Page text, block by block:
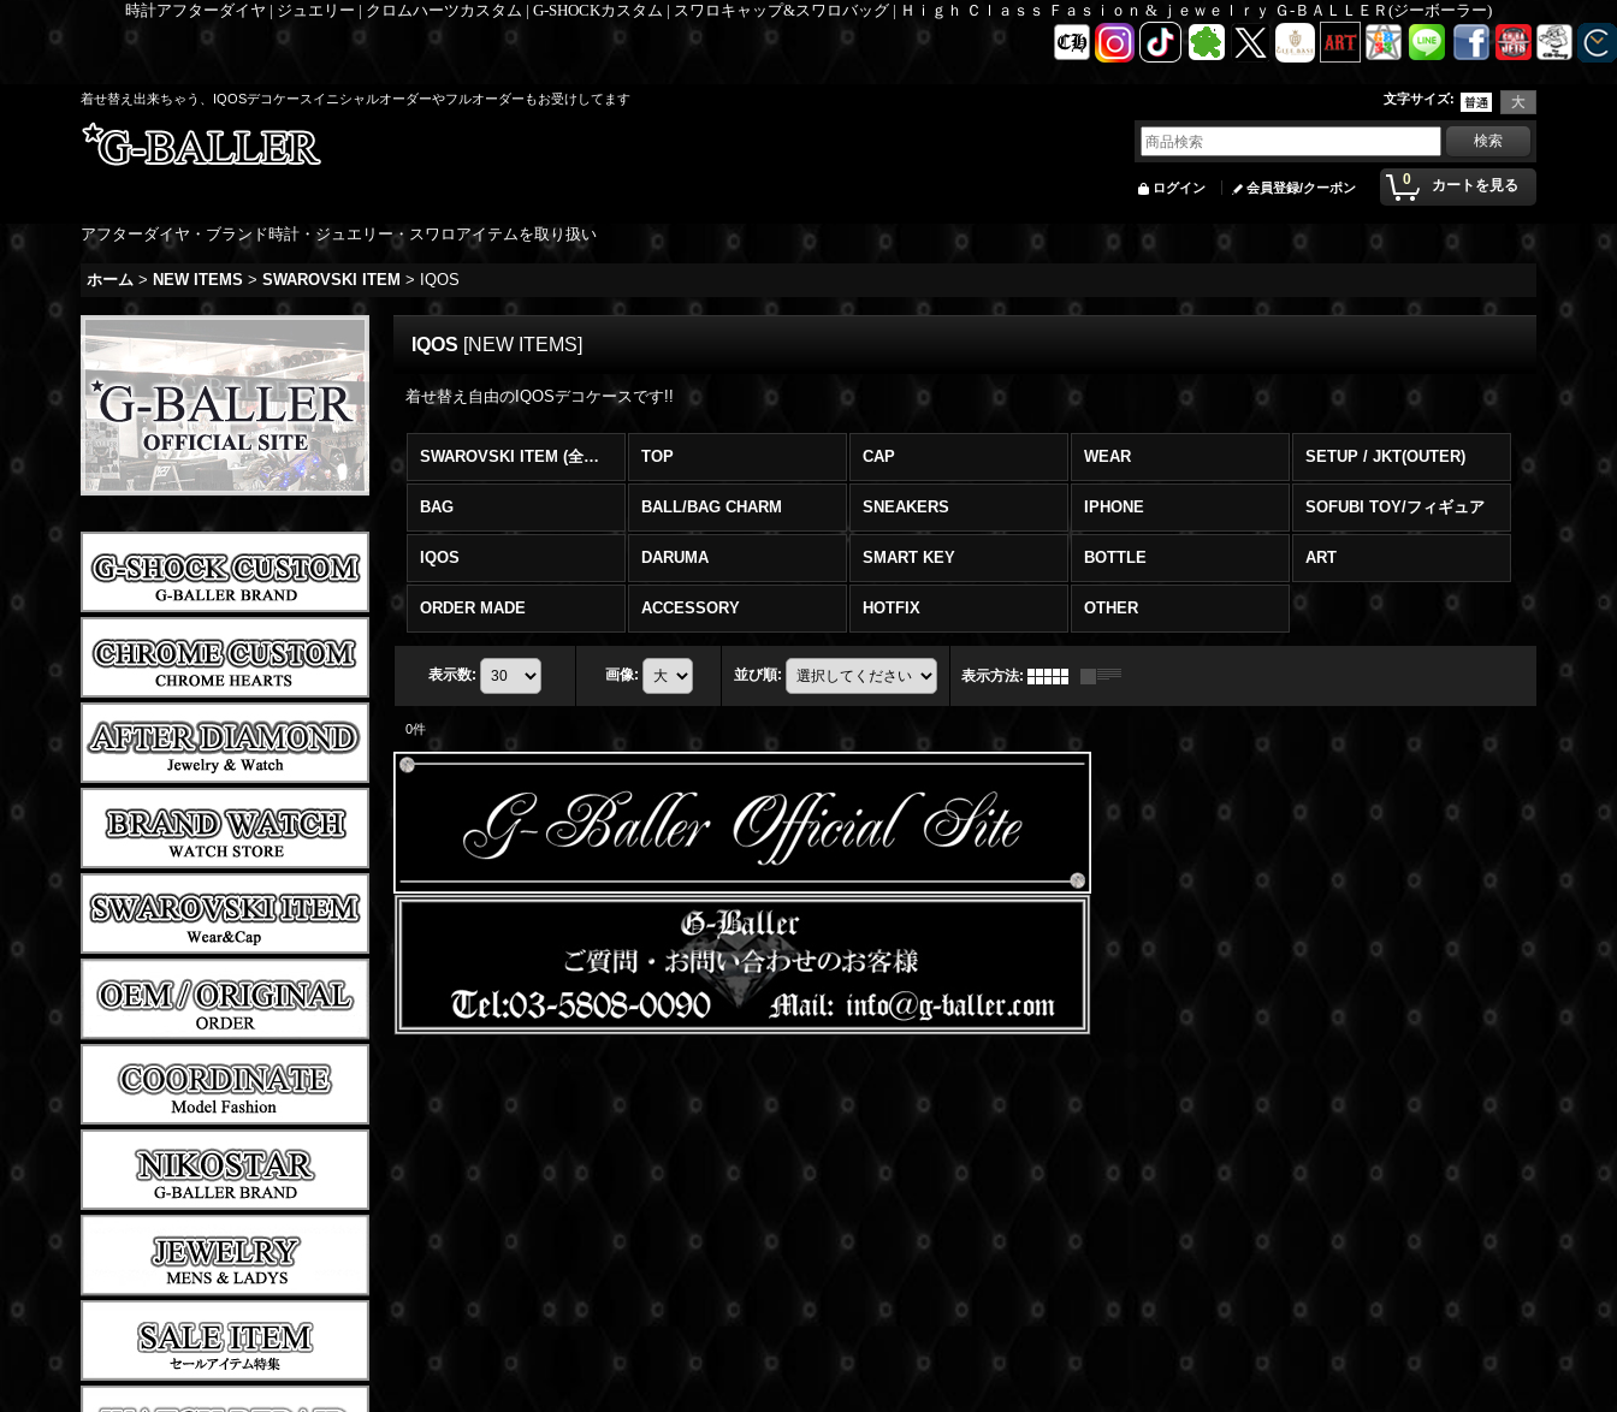
時計アフターダイヤ | ジュエリー | クロムハーツカスタム | G-SHOCKカスタム | スワロキャップ&スワロバッグ | Ｈｉｇｈ Ｃｌａｓｓ Ｆａｓｉｏｎ & ｊｅｗｅｌｒｙ Ｇ-ＢＡＬＬＥＲ(ジーボーラー)
着せ替え出来ちゃう、IQOSデコケースイニシャルオーダーやフルオーダーもお受けしてます 文字サイズ:
0 カートを見る
ログイン 会員登録/クーポン
アフターダイヤ・ブランド時計・ジュエリー・スワロアイテムを取り扱い
ホーム > NEW ITEMS > SWAROVSKI ITEM > IQOS
IQOS [NEW ITEMS]
着せ替え自由のIQOSデコケースです!!
SWAROVSKI ITEM (全商品) TOP CAP WEAR SETUP / JKT(OUTER)
BAG BALL/BAG CHARM SNEAKERS IPHONE SOFUBI TOY/フィギュア
IQOS DARUMA SMART KEY BOTTLE ART
ORDER MADE ACCESSORY HOTFIX OTHER
表示数: 画像: 並び順: 表示方法:
0件